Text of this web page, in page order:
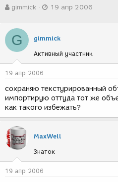
в
о
р
т
е
м
ы
gimmick
а
с
з
д
и
я
19 апр 2006
G gimmick
Активный участник
19 апр 2006
сохраняю текстурированный
импортирую оттуда тот же
как такого избежать?
MaxWell
Знаток
19 апр 2006